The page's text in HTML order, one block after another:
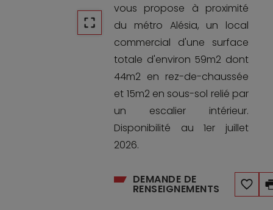
vous propose à proximité
du métro Alésia, un local
commercial d'une surface
totale d'environ 59m2 dont
44m2 en rez-de-chaussée
et 15m2 en sous-sol relié par
un escalier intérieur.
Disponibilité au 1er juillet
2026.
DEMANDE DE
RENSEIGNEMENTS